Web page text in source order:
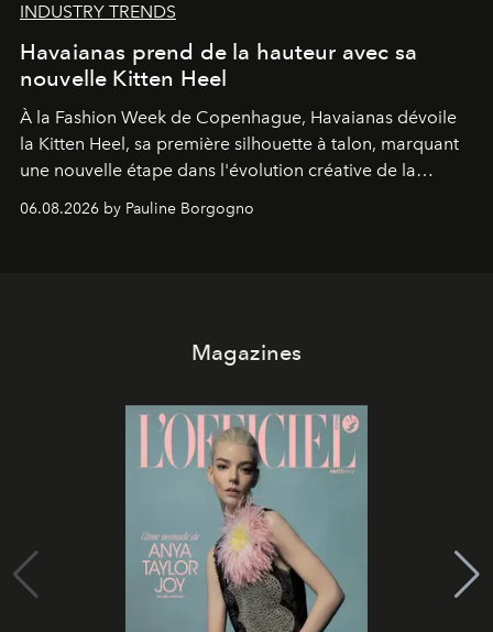
INDUSTRY TRENDS
Havaianas prend de la hauteur avec sa
nouvelle Kitten Heel
À la Fashion Week de Copenhague, Havaianas dévoile
la Kitten Heel, sa première silhouette à talon, marquant
une nouvelle étape dans l'évolution créative de la
06.08.2026 by Pauline Borgogno
Magazines